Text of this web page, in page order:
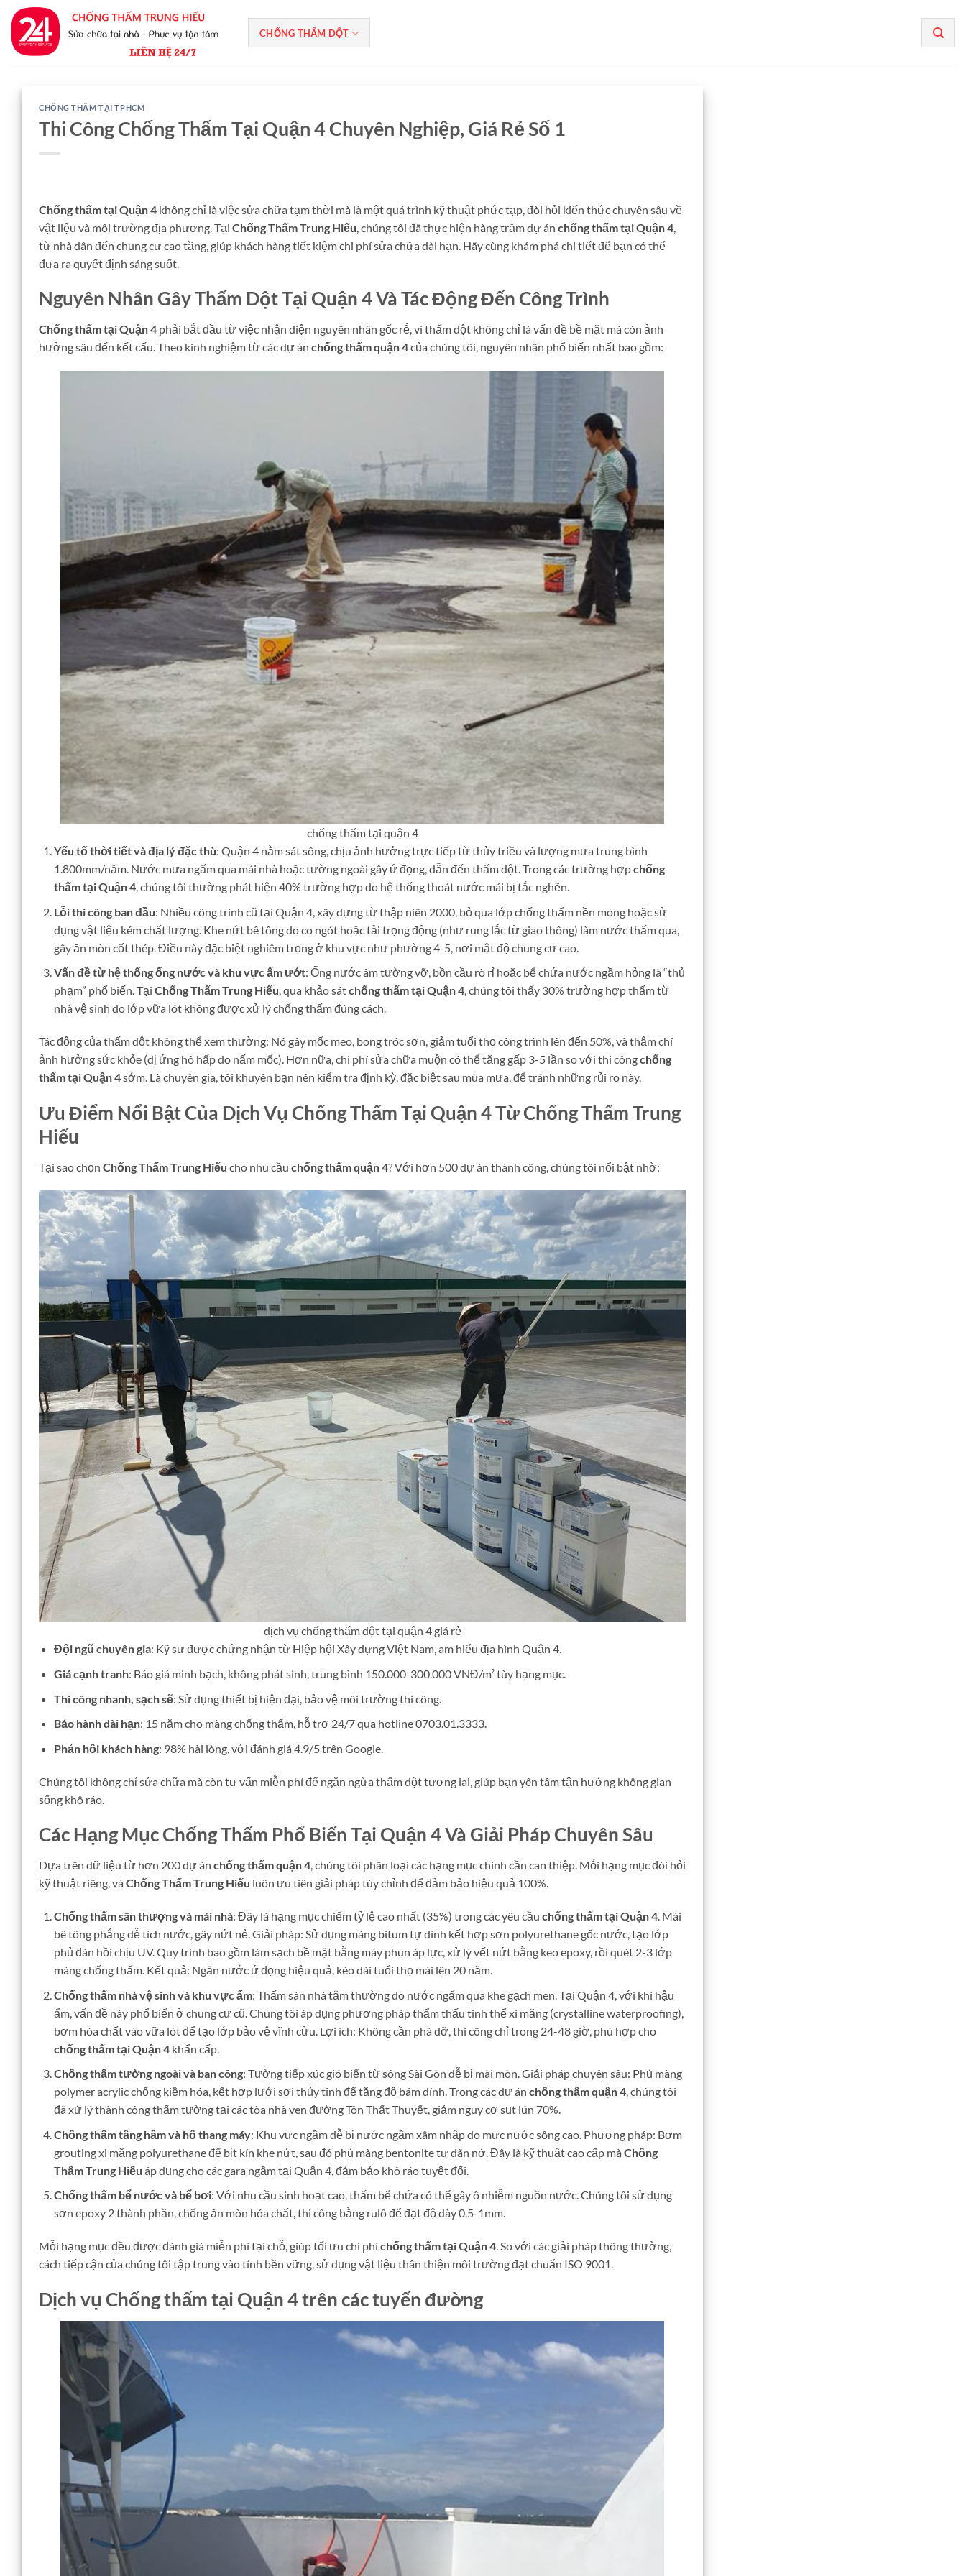
qua
nội
CHỐNG THẤM DỘT
CHỐNG THẤM TẠI TPHCM
Thi Công Chống Thấm Tại Quận 4 Chuyên Nghiệp, Giá Rẻ Số 1
Chống thấm tại Quận 4 không chỉ là việc sửa chữa tạm thời mà là một quá trình kỹ thuật phức tạp, đòi hỏi kiến thức chuyên sâu về
vật liệu và môi trường địa phương. Tại Chống Thấm Trung Hiếu , chúng tôi đã thực hiện hàng trăm dự án chống thấm tại Quận 4
từ nhà dân đến chung cư cao tầng, giúp khách hàng tiết kiệm chi phí sửa chữa dài hạn. Hãy cùng khám phá chi tiết để bạn có thể
đưa ra quyết định sáng suốt.
Nguyên Nhân Gây Thấm Dột Tại Quận 4 Và Tác Động Đến Công Trình
Chống thấm tại Quận 4 phải bắt đầu từ việc nhận diện nguyên nhân gốc rễ, vì thấm dột không chỉ là vấn đề bề mặt mà còn ảnh
hưởng sâu đến kết cấu. Theo kinh nghiệm từ các dự án chống thấm quận 4của chúng tôi, nguyên nhân phổ biến nhất bao gồm:
chống thấm tại quận 4
Yếu tố thời tiết và địa lý đặc thù: Quận 4 nằm sát sông, chịu ảnh hưởng trực tiếp từ thủy triều và lượng mưa trung bình
1.800mm/năm. Nước mưa ngấm qua mái nhà hoặc tường ngoài gây ứ đọng, dẫn đến thấm dột. Trong các trường hợpchống
thấm tại Quận 4, chúng tôi thường phát hiện 40% trường hợp do hệ thống thoát nước mái bị tắc nghẽn.
Lỗi thi công ban đầu: Nhiều công trình cũ tại Quận 4, xây dựng từ thập niên 2000, bỏ qua lớp chống thấm nền móng hoặc sử
dụng vật liệu kém chất lượng. Khe nứt bê tông do co ngót hoặc tải trọng động (như rung lắc từ giao thông) làm nước thấm qua,
gây ăn mòn cốt thép. Điều này đặc biệt nghiêm trọng ở khu vực như phường 4-5, nơi mật độ chung cư cao.
Vấn đề từ hệ thống ống nước và khu vực ẩm ướt: Ống nước âm tường vỡ, bồn cầu rò rỉ hoặc bể chứa nước ngầm hỏng là “thủ
phạm” phổ biến. Tại Chống Thấm Trung Hiếu, qua khảo sátchống thấm tại Quận 4, chúng tôi thấy 30% trường hợp thấm từ
nhà vệ sinh do lớp vữa lót không được xử lý chống thấm đúng cách.
Tác động của thấm dột không thể xem thường: Nó gây mốc meo, bong tróc sơn, giảm tuổi thọ công trình lên đến 50%, và thậm chí
ảnh hưởng sức khỏe (dị ứng hô hấp do nấm mốc). Hơn nữa, chi phí sửa chữa muộn có thể tăng gấp 3-5 lần so với thi côngchống
thấm tại Quận 4sớm. Là chuyên gia, tôi khuyên bạn nên kiểm tra định kỳ, đặc biệt sau mùa mưa, để tránh những rủi ro này.
Ưu Điểm Nổi Bật Của Dịch Vụ Chống Thấm Tại Quận 4 Từ Chống Thấm Trung
Hiếu
Tại sao chọn Chống Thấm Trung Hiếu cho nhu cầu chống thấm quận 4? Với hơn 500 dự án thành công, chúng tôi nổi bật nhờ:
dịch vụ chống thấm dột tại quận 4 giá rẻ
Đội ngũ chuyên gia: Kỹ sư được chứng nhận từ Hiệp hội Xây dựng Việt Nam, am hiểu địa hình Quận 4.
Giá cạnh tranh: Báo giá minh bạch, không phát sinh, trung bình 150.000-300.000 VNĐ/m² tùy hạng mục.
Thi công nhanh, sạch sẽ: Sử dụng thiết bị hiện đại, bảo vệ môi trường thi công.
Bảo hành dài hạn: 15 năm cho màng chống thấm, hỗ trợ 24/7 qua hotline 0703.01.3333.
Phản hồi khách hàng: 98% hài lòng, với đánh giá 4.9/5 trên Google.
Chúng tôi không chỉ sửa chữa mà còn tư vấn miễn phí để ngăn ngừa thấm dột tương lai, giúp bạn yên tâm tận hưởng không gian
sống khô ráo.
Các Hạng Mục Chống Thấm Phổ Biến Tại Quận 4 Và Giải Pháp Chuyên Sâu
Dựa trên dữ liệu từ hơn 200 dự án chống thấm quận 4, chúng tôi phân loại các hạng mục chính cần can thiệp. Mỗi hạng mục đòi hỏi
kỹ thuật riêng, và Chống Thấm Trung Hiếu luôn ưu tiên giải pháp tùy chỉnh để đảm bảo hiệu quả 100%.
Chống thấm sân thượng và mái nhà: Đây là hạng mục chiếm tỷ lệ cao nhất (35%) trong các yêu cầu chống thấm tại Quận 4. Mái
bê tông phẳng dễ tích nước, gây nứt nẻ. Giải pháp: Sử dụng màng bitum tự dính kết hợp sơn polyurethane gốc nước, tạo lớp
phủ đàn hồi chịu UV. Quy trình bao gồm làm sạch bề mặt bằng máy phun áp lực, xử lý vết nứt bằng keo epoxy, rồi quét 2-3 lớp
màng chống thấm. Kết quả: Ngăn nước ứ đọng hiệu quả, kéo dài tuổi thọ mái lên 20 năm.
Chống thấm nhà vệ sinh và khu vực ẩm: Thấm sàn nhà tắm thường do nước ngấm qua khe gạch men. Tại Quận 4, với khí hậu
ẩm, vấn đề này phổ biến ở chung cư cũ. Chúng tôi áp dụng phương pháp thẩm thấu tinh thể xi măng (crystalline waterproofing),
bơm hóa chất vào vữa lót để tạo lớp bảo vệ vĩnh cửu. Lợi ích: Không cần phá dỡ, thi công chỉ trong 24-48 giờ, phù hợp cho
chống thấm tại Quận 4khẩn cấp.
Chống thấm tường ngoài và ban công: Tường tiếp xúc gió biển từ sông Sài Gòn dễ bị mài mòn. Giải pháp chuyên sâu: Phủ màng
polymer acrylic chống kiềm hóa, kết hợp lưới sợi thủy tinh để tăng độ bám dính. Trong các dự án chống thấm quận 4, chúng tôi
đã xử lý thành công thấm tường tại các tòa nhà ven đường Tôn Thất Thuyết, giảm nguy cơ sụt lún 70%.
Chống thấm tầng hầm và hố thang máy: Khu vực ngầm dễ bị nước ngầm xâm nhập do mực nước sông cao. Phương pháp: Bơm
grouting xi măng polyurethane để bịt kín khe nứt, sau đó phủ màng bentonite tự dãn nở. Đây là kỹ thuật cao cấp mà Chống
Thấm Trung Hiếu áp dụng cho các gara ngầm tại Quận 4, đảm bảo khô ráo tuyệt đối.
Chống thấm bể nước và bể bơi: Với nhu cầu sinh hoạt cao, thấm bể chứa có thể gây ô nhiễm nguồn nước. Chúng tôi sử dụng
sơn epoxy 2 thành phần, chống ăn mòn hóa chất, thi công bằng rulô để đạt độ dày 0.5-1mm.
Mỗi hạng mục đều được đánh giá miễn phí tại chỗ, giúp tối ưu chi phíchống thấm tại Quận 4. So với các giải pháp thông thường,
cách tiếp cận của chúng tôi tập trung vào tính bền vững, sử dụng vật liệu thân thiện môi trường đạt chuẩn ISO 9001.
Dịch vụ Chống thấm tại Quận 4 trên các tuyến đường